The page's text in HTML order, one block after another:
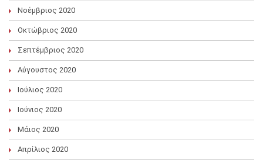
Νοέμβριος 2020
Οκτώβριος 2020
Σεπτέμβριος 2020
Αύγουστος 2020
Ιούλιος 2020
Ιούνιος 2020
Μάιος 2020
Απρίλιος 2020